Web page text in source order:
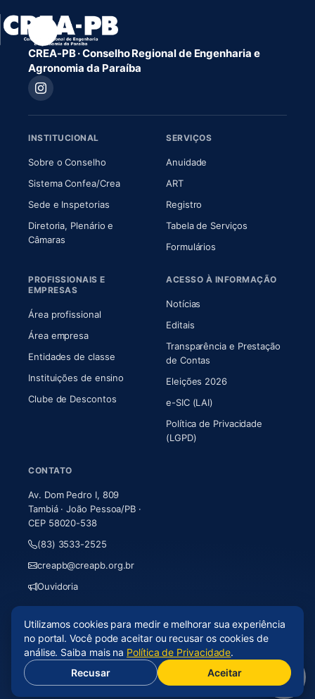
CREA-PB · Conselho Regional de Engenharia e
Agronomia da Paraíba
INSTITUCIONAL
Sobre o Conselho(abre em nova aba)
Sistema Confea/Crea(abre em nova aba)
Sede e Inspetorias
Diretoria, Plenário e
Câmaras(abre em nova aba)
SERVIÇOS
Anuidade
ART(abre em nova aba)
Registro
Tabela de Serviços
Formulários
PROFISSIONAIS E
EMPRESAS
Área profissional
Área empresa
Entidades de classe
Instituições de ensino
Clube de Descontos
ACESSO À INFORMAÇÃO
Notícias
Editais
Transparência e Prestação
de Contas
Eleições 2026
e-SIC (LAI)
Política de Privacidade
(LGPD)
CONTATO
Av. Dom Pedro I, 809
Tambiá · João Pessoa/PB ·
CEP 58020-538
(83) 3533-2525
creapb@creapb.org.br
Ouvidoria
© 2026 CREA-PB · Todos os direitos reservados
Acessibilidade
Mapa do site· LGPD
Desenvolvido porAxium Analytics(abre em nova aba)
Utilizamos cookies para medir e melhorar sua experiência
no portal. Você pode aceitar ou recusar os cookies de
análise. Saiba mais na Política de Privacidade.
Recusar
Aceitar